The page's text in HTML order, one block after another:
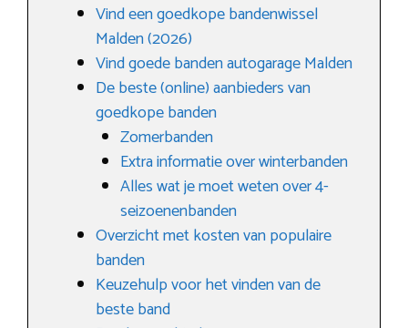
Vind een goedkope bandenwissel
Malden (2026)
Vind goede banden autogarage Malden
De beste (online) aanbieders van
goedkope banden
Zomerbanden
Extra informatie over winterbanden
Alles wat je moet weten over 4-
seizoenenbanden
Overzicht met kosten van populaire
banden
Keuzehulp voor het vinden van de
beste band